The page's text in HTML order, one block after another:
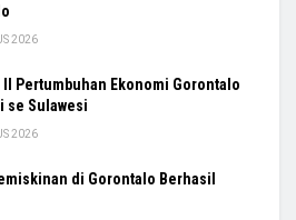
2026
Pertumbuhan Ekonomi Gorontalo
se Sulawesi
2026
di Gorontalo Berhasil